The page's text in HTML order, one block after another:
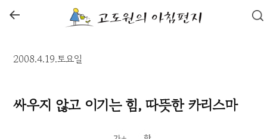
←
2008.4.19.토요일
싸우지 않고 이기는 힘, 따뜻한 카리스마